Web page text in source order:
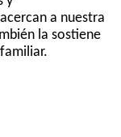
a nuestra
la sostiene